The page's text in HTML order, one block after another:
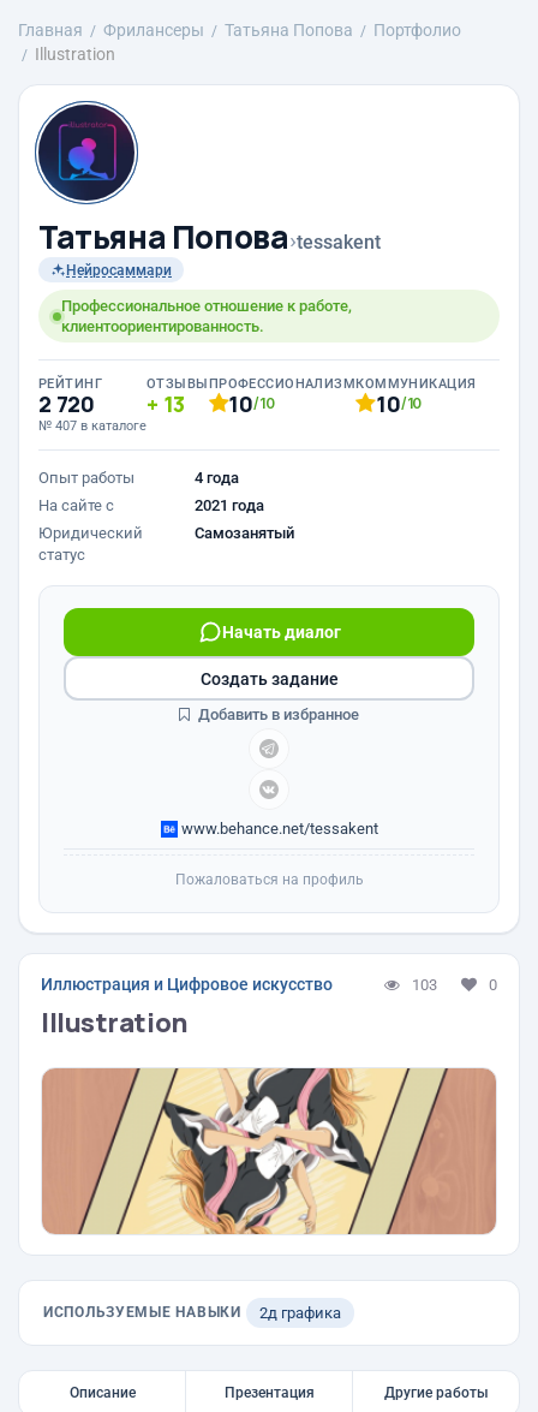
Главная Фрилансеры Татьяна Попова
Портфолио
Illustration
Татьяна Попова›tessakent
Нейросаммари
Профессиональное отношение к работе,
клиентоориентированность.
РЕЙТИНГ
2 720
№ 407 в каталоге
ОТЗЫВЫ
13
ПРОФЕССИОНАЛИЗМ
10/10
КОММУНИКАЦИЯ
10/10
Опыт работы
4 года
На сайте с
2021 года
Юридический
статус
Самозанятый
Начать диалог
www.behance.net/tessakent
Создать задание
Добавить в избранное
Пожаловаться на профиль
Иллюстрация и Цифровое искусство 103 0
Illustration
ИСПОЛЬЗУЕМЫЕ НАВЫКИ 2д графика
Описание Презентация Другие работы